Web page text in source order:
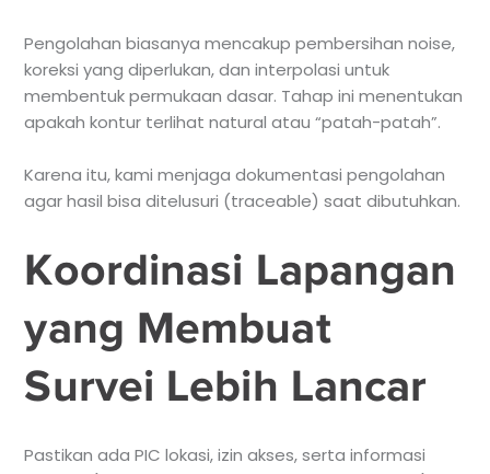
Pengolahan biasanya mencakup pembersihan noise,
koreksi yang diperlukan, dan interpolasi untuk
membentuk permukaan dasar. Tahap ini menentukan
apakah kontur terlihat natural atau “patah-patah”.
Karena itu, kami menjaga dokumentasi pengolahan
agar hasil bisa ditelusuri (traceable) saat dibutuhkan.
Koordinasi Lapangan
yang Membuat
Survei Lebih Lancar
Pastikan ada PIC lokasi, izin akses, serta informasi